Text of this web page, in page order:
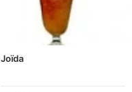
Joïda